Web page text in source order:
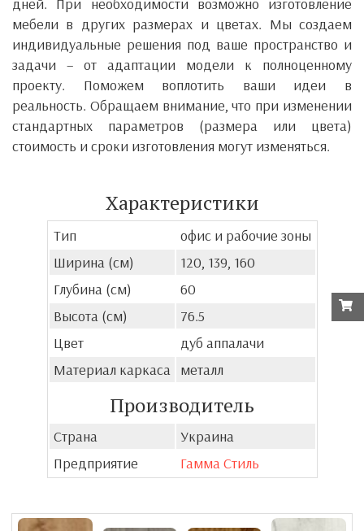
мебели в других размерах и цветах. Мы создаем
индивидуальные решения под ваше пространство и
задачи – от адаптации модели к полноценному
проекту. Поможем воплотить ваши идеи в
реальность. Обращаем внимание, что при изменении
стандартных параметров (размера или цвета)
стоимость и сроки изготовления могут изменяться.
Характеристики
Тип
офис и рабочие зоны
Ширина (см)
120, 139, 160
Глубина (см)
60
Высота (см)
76.5
Цвет
дуб аппалачи
Материал каркаса металл
Производитель
Страна
Украина
Предприятие
Гамма Стиль